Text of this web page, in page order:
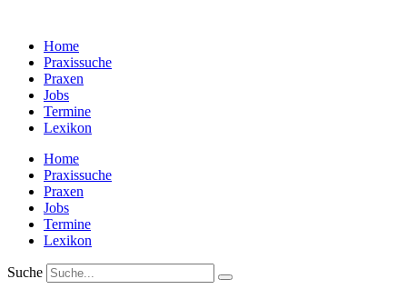
wechselnHome
Praxissuche
Praxen
Jobs
Termine
Lexikon
Home
Praxissuche
Praxen
Jobs
Termine
Lexikon
Suche